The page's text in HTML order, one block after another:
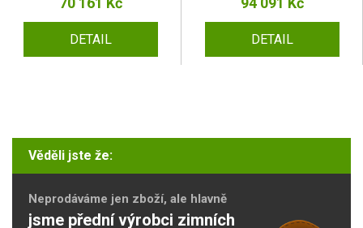
DETAIL DETAIL
Věděli jste že:
Neprodáváme jen zboží, ale hlavně
jsme přední výrobci zimních